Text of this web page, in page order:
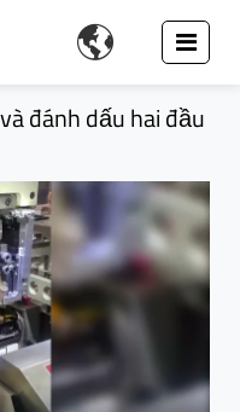

đánh dấu hai đầu